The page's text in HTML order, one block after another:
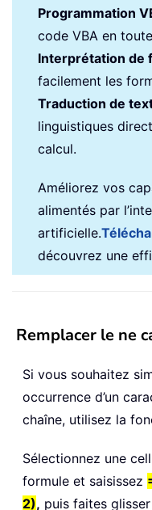
Programmation
code VBA en
Interprétation de
facilement les
Traduction de
linguistiques
calcul.
Améliorez vos
alimentés par
artificielle.
découvrez une
Remplacer le ne
Si vous souhaitez
occurrence d’un
chaîne, utilisez la
Sélectionnez une
formule et saisissez
2), puis faites